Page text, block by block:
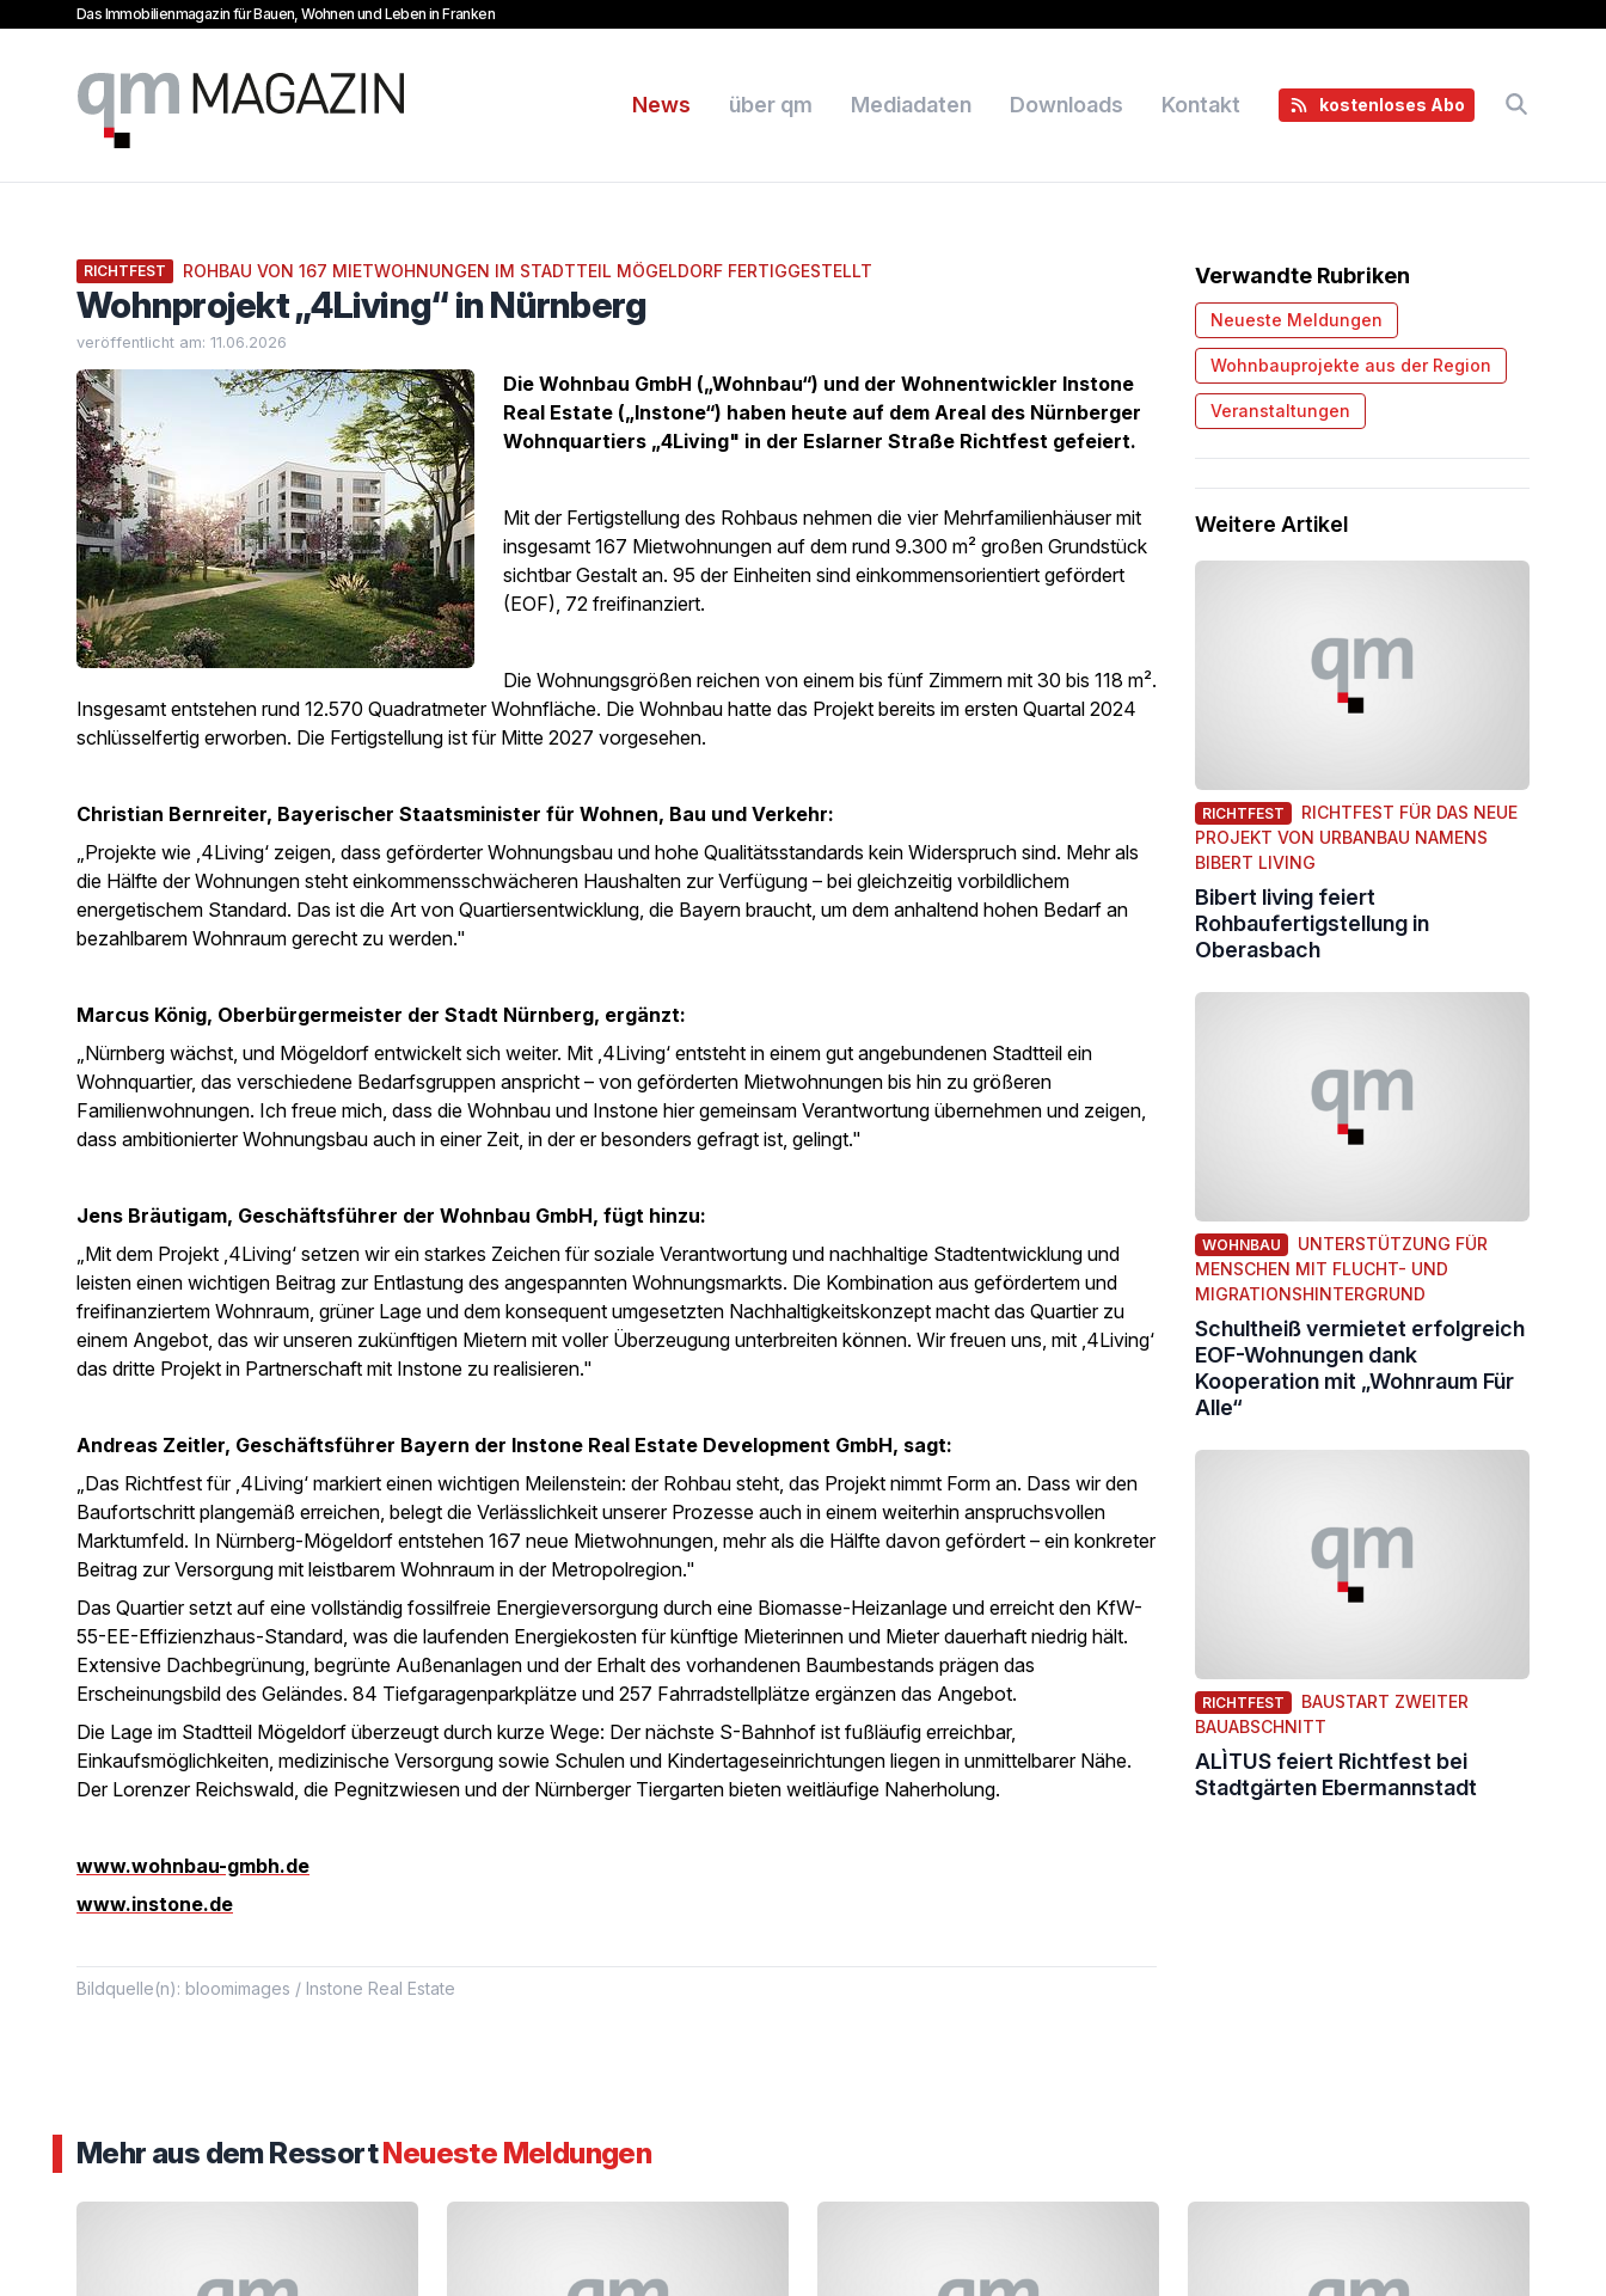
Das Immobilienmagazin für Bauen, Wohnen und Leben in Franken
qm Magazin
News über qm Mediadaten Downloads Kontakt kostenloses Abo
RICHTFEST ROHBAU VON 167 MIETWOHNUNGEN IM STADTTEIL MÖGELDORF FERTIGGESTELLT
Wohnprojekt „4Living“ in Nürnberg
veröffentlicht am: 11.06.2026
Die Wohnbau GmbH („Wohnbau“) und der Wohnentwickler Instone
Real Estate („Instone“) haben heute auf dem Areal des Nürnberger
Wohnquartiers „4Living" in der Eslarner Straße Richtfest gefeiert.
Mit der Fertigstellung des Rohbaus nehmen die vier Mehrfamilienhäuser mit
insgesamt 167 Mietwohnungen auf dem rund 9.300 m² großen Grundstück
sichtbar Gestalt an. 95 der Einheiten sind einkommensorientiert gefördert
(EOF), 72 freifinanziert.
Die Wohnungsgrößen reichen von einem bis fünf Zimmern mit 30 bis 118 m².
Insgesamt entstehen rund 12.570 Quadratmeter Wohnfläche. Die Wohnbau hatte das Projekt bereits im ersten Quartal 2024
schlüsselfertig erworben. Die Fertigstellung ist für Mitte 2027 vorgesehen.
Christian Bernreiter, Bayerischer Staatsminister für Wohnen, Bau und Verkehr:
„Projekte wie ‚4Living‘ zeigen, dass geförderter Wohnungsbau und hohe Qualitätsstandards kein Widerspruch sind. Mehr als
die Hälfte der Wohnungen steht einkommensschwächeren Haushalten zur Verfügung – bei gleichzeitig vorbildlichem
energetischem Standard. Das ist die Art von Quartiersentwicklung, die Bayern braucht, um dem anhaltend hohen Bedarf an
bezahlbarem Wohnraum gerecht zu werden."
Marcus König, Oberbürgermeister der Stadt Nürnberg, ergänzt:
„Nürnberg wächst, und Mögeldorf entwickelt sich weiter. Mit ‚4Living‘ entsteht in einem gut angebundenen Stadtteil ein
Wohnquartier, das verschiedene Bedarfsgruppen anspricht – von geförderten Mietwohnungen bis hin zu größeren
Familienwohnungen. Ich freue mich, dass die Wohnbau und Instone hier gemeinsam Verantwortung übernehmen und zeigen,
dass ambitionierter Wohnungsbau auch in einer Zeit, in der er besonders gefragt ist, gelingt."
Jens Bräutigam, Geschäftsführer der Wohnbau GmbH, fügt hinzu:
„Mit dem Projekt ‚4Living‘ setzen wir ein starkes Zeichen für soziale Verantwortung und nachhaltige Stadtentwicklung und
leisten einen wichtigen Beitrag zur Entlastung des angespannten Wohnungsmarkts. Die Kombination aus gefördertem und
freifinanziertem Wohnraum, grüner Lage und dem konsequent umgesetzten Nachhaltigkeitskonzept macht das Quartier zu
einem Angebot, das wir unseren zukünftigen Mietern mit voller Überzeugung unterbreiten können. Wir freuen uns, mit ‚4Living‘
das dritte Projekt in Partnerschaft mit Instone zu realisieren."
Andreas Zeitler, Geschäftsführer Bayern der Instone Real Estate Development GmbH, sagt:
„Das Richtfest für ‚4Living‘ markiert einen wichtigen Meilenstein: der Rohbau steht, das Projekt nimmt Form an. Dass wir den
Baufortschritt plangemäß erreichen, belegt die Verlässlichkeit unserer Prozesse auch in einem weiterhin anspruchsvollen
Marktumfeld. In Nürnberg-Mögeldorf entstehen 167 neue Mietwohnungen, mehr als die Hälfte davon gefördert – ein konkreter
Beitrag zur Versorgung mit leistbarem Wohnraum in der Metropolregion."
Das Quartier setzt auf eine vollständig fossilfreie Energieversorgung durch eine Biomasse-Heizanlage und erreicht den KfW-
55-EE-Effizienzhaus-Standard, was die laufenden Energiekosten für künftige Mieterinnen und Mieter dauerhaft niedrig hält.
Extensive Dachbegrünung, begrünte Außenanlagen und der Erhalt des vorhandenen Baumbestands prägen das
Erscheinungsbild des Geländes. 84 Tiefgaragenparkplätze und 257 Fahrradstellplätze ergänzen das Angebot.
Die Lage im Stadtteil Mögeldorf überzeugt durch kurze Wege: Der nächste S-Bahnhof ist fußläufig erreichbar,
Einkaufsmöglichkeiten, medizinische Versorgung sowie Schulen und Kindertageseinrichtungen liegen in unmittelbarer Nähe.
Der Lorenzer Reichswald, die Pegnitzwiesen und der Nürnberger Tiergarten bieten weitläufige Naherholung.
www.wohnbau-gmbh.de
www.instone.de
Bildquelle(n): bloomimages / Instone Real Estate
Verwandte Rubriken
Neueste Meldungen
Wohnbauprojekte aus der Region
Veranstaltungen
Weitere Artikel
RICHTFEST
RICHTFEST FÜR DAS NEUE
PROJEKT VON URBANBAU NAMENS
BIBERT LIVING
Bibert living feiert
Rohbaufertigstellung in
Oberasbach
WOHNBAU
UNTERSTÜTZUNG FÜR
MENSCHEN MIT FLUCHT- UND
MIGRATIONSHINTERGRUND
Schultheiß vermietet erfolgreich
EOF-Wohnungen dank
Kooperation mit „Wohnraum Für
Alle“
RICHTFEST
BAUSTART ZWEITER
BAUABSCHNITT
ALÌTUS feiert Richtfest bei
Stadtgärten Ebermannstadt
Mehr aus dem RessortNeueste Meldungen